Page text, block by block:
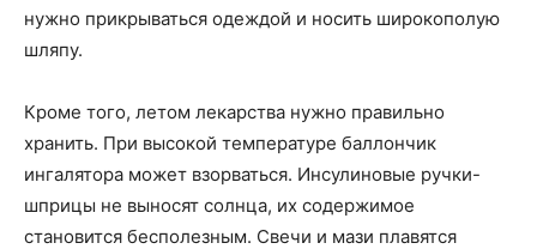
нужно прикрываться одеждой и носить широкополую
шляпу.
Кроме того, летом лекарства нужно правильно
хранить. При высокой температуре баллончик
ингалятора может взорваться. Инсулиновые ручки-
шприцы не выносят солнца, их содержимое
становится бесполезным. Свечи и мази плавятся